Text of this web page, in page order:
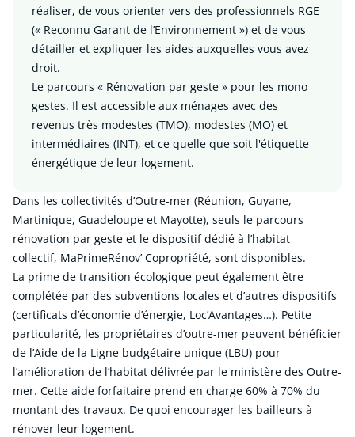
réaliser, de vous orienter vers des professionnels RGE
(« Reconnu Garant de l’Environnement ») et de vous
détailler et expliquer les aides auxquelles vous avez
droit.
Le parcours « Rénovation par geste » pour les mono
gestes. Il est accessible aux ménages avec des
revenus très modestes (TMO), modestes (MO) et
intermédiaires (INT), et ce quelle que soit l'étiquette
énergétique de leur logement.
Dans les collectivités d’Outre-mer (Réunion, Guyane,
Martinique, Guadeloupe et Mayotte), seuls le parcours
rénovation par geste et le dispositif dédié à l’habitat
collectif, MaPrimeRénov’ Copropriété, sont disponibles.
La prime de transition écologique peut également être
complétée par des subventions locales et d’autres dispositifs
(certificats d’économie d’énergie, Loc’Avantages…). Petite
particularité, les propriétaires d’outre-mer peuvent bénéficier
de l’Aide de la Ligne budgétaire unique (LBU) pour
l’amélioration de l’habitat délivrée par le ministère des Outre-
mer. Cette aide forfaitaire prend en charge 60% à 70% du
montant des travaux. De quoi encourager les bailleurs à
rénover leur logement.